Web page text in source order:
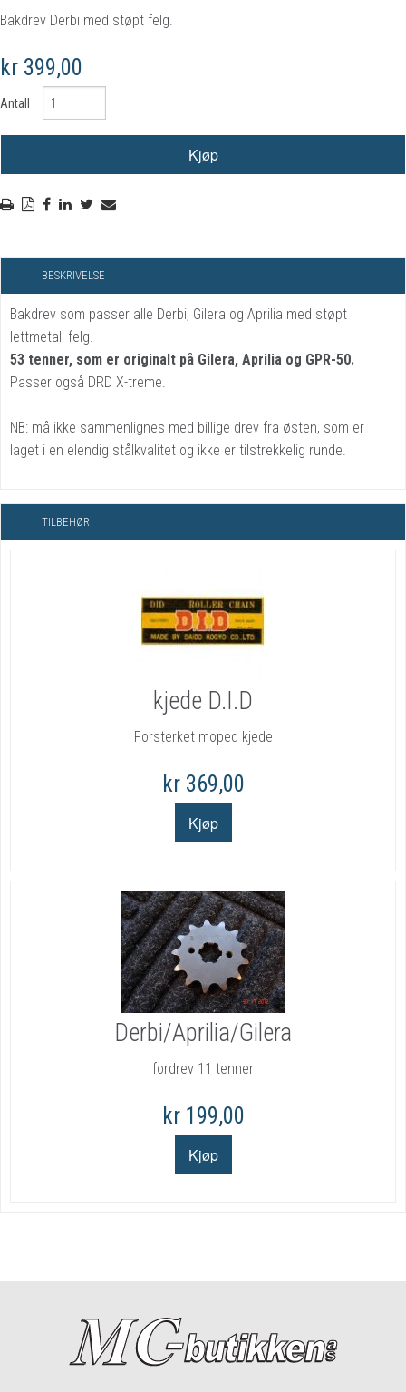
Bakdrev Derbi med støpt felg.
kr 399,00
Antall
BESKRIVELSE
Bakdrev som passer alle Derbi, Gilera og Aprilia med støpt
lettmetall felg.
53 tenner, som er originalt på Gilera, Aprilia og GPR-50.
Passer også DRD X-treme.
NB: må ikke sammenlignes med billige drev fra østen, som er
laget i en elendig stålkvalitet og ikke er tilstrekkelig runde.
TILBEHØR
kjede D.I.D
Forsterket moped kjede
kr 369,00
Derbi/Aprilia/Gilera
fordrev 11 tenner
kr 199,00